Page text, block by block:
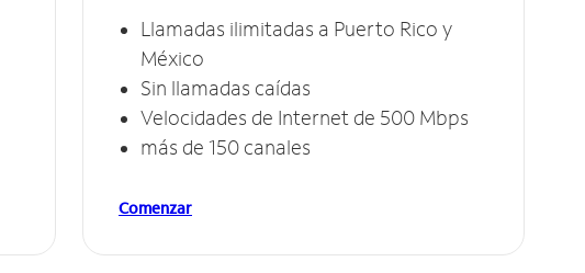
Llamadas ilimitadas a Puerto Rico y
México
Sin llamadas caídas
Velocidades de Internet de 500 Mbps
más de 150 canales
Comenzar